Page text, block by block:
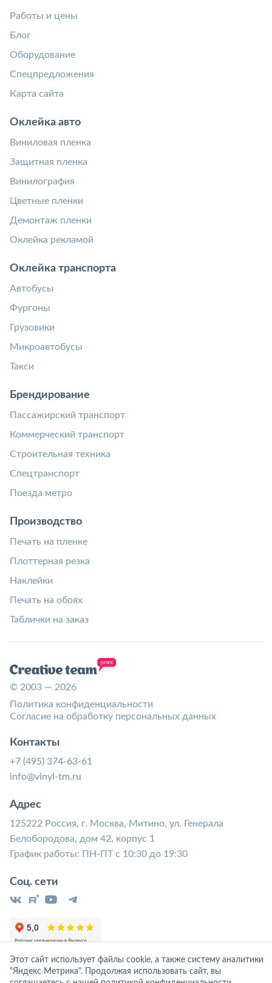
Работы и цены
Блог
Оборудование
Спецпредложения
Карта сайта
Оклейка авто
Виниловая пленка
Защитная пленка
Винилография
Цветные пленки
Демонтаж пленки
Оклейка рекламой
Оклейка транспорта
Автобусы
Фургоны
Грузовики
Микроавтобусы
Такси
Брендирование
Пассажирский транспорт
Коммерческий транспорт
Строительная техника
Спецтранспорт
Поезда метро
Производство
Печать на пленке
Плоттерная резка
Наклейки
Печать на обоях
Таблички на заказ
© 2003 — 2026
Политика конфиденциальности
Согласие на обработку персональных данных
Контакты
+7 (495) 374-63-61
info@vinyl-tm.ru
Адрес
125222 Россия, г. Москва, Митино, ул. Генерала
Белобородова, дом 42, корпус 1
График работы: ПН-ПТ с 10:30 до 19:30
Соц. сети
Этот сайт использует файлы cookie, а также систему аналитики
"Яндекс Метрика". Продолжая использовать сайт, вы